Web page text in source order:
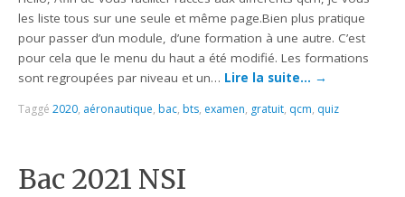
les liste tous sur une seule et même page.Bien plus pratique
pour passer d’un module, d’une formation à une autre. C’est
pour cela que le menu du haut a été modifié. Les formations
sont regroupées par niveau et un… Lire la suite… →
Taggé2020, aéronautique, bac, bts, examen, gratuit, qcm, quiz
Bac 2021 NSI